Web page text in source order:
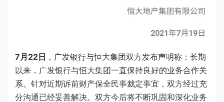
7月22日 ，广发银行与恒大集团双方发布声明称：长期
以来，广发银行与恒大集团一直保持良好的业务合作关
系。针对近期诉前财产保全民事裁定事宜，双方经过充
分沟通已经妥善解决。双方今后将不断巩固和深化业务